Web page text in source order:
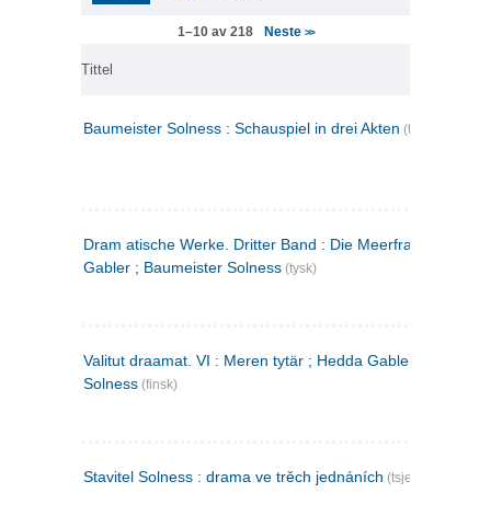
1–10 av 218 Neste >>
Tittel
Baumeister Solness : Schauspiel in drei Akten (tysk)
Dram atische Werke. Dritter Band : Die Meerfrau ; Hedda
Gabler ; Baumeister Solness (tysk)
Valitut draamat. VI : Meren tytär ; Hedda Gabler ;
Solness (finsk)
Stavitel Solness : drama ve trěch jednáních (tsjekkisk)